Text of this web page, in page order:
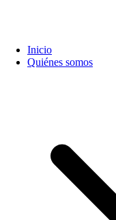
Inicio
Quiénes somos